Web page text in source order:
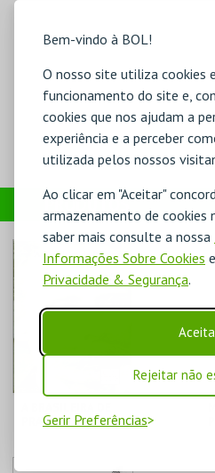
Bem-vindo à BOL!
O nosso site utiliza cookies
funcionamento do site e,
cookies que nos ajudam a
experiência e a perceber
utilizada pelos nossos
Ao clicar em "Aceitar"
armazenamento de cookies
saber mais consulte a nossa
Informações Sobre Cookies e
Privacidade & Segurança.
Rejeitar não
Gerir Preferências
PRODUTOS
PRAZINS